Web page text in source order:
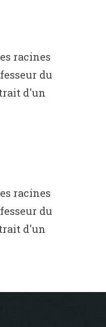
racines
du
d'un
racines
du
d'un